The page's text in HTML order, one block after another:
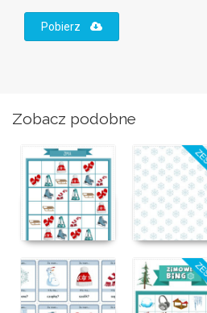
Pobierz
Zobacz podobne